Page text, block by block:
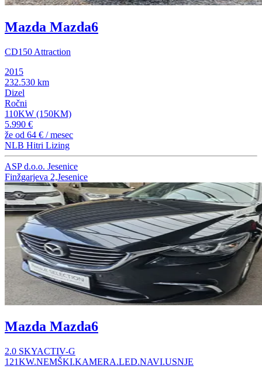
Mazda Mazda6
CD150 Attraction
2015
232.530 km
Dizel
Ročni
110KW (150KM)
5.990 €
že od 64 € / mesec
NLB Hitri Lizing
ASP d.o.o. Jesenice
Finžgarjeva 2,Jesenice
Mazda Mazda6
2.0 SKYACTIV-G
121KW.NEMŠKI.KAMERA.LED.NAVI.USNJE